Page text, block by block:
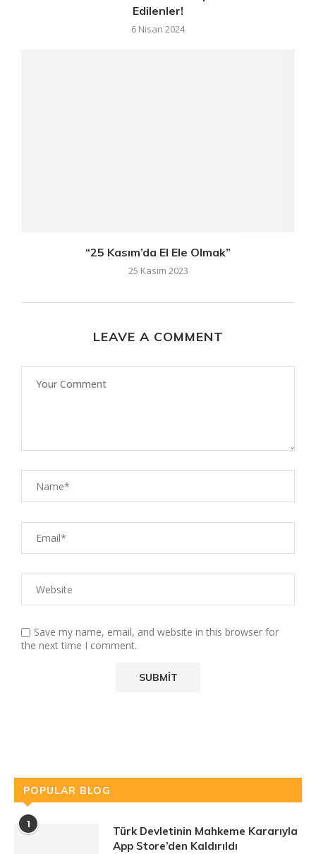
Edilenler!
6 Nisan 2024
“25 Kasım’da El Ele Olmak”
25 Kasım 2023
LEAVE A COMMENT
Save my name, email, and website in this browser for
the next time I comment.
POPULAR BLOG
1
Türk Devletinin Mahkeme Kararıyla
App Store’den Kaldırıldı